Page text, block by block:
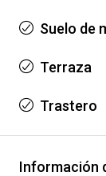
Suelo de
Terraza
Trastero
Información